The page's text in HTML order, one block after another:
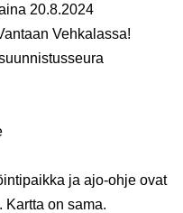
20.8.2024
Vehkalassa!
ja ajo-ohje ovat
Kartta on sama.